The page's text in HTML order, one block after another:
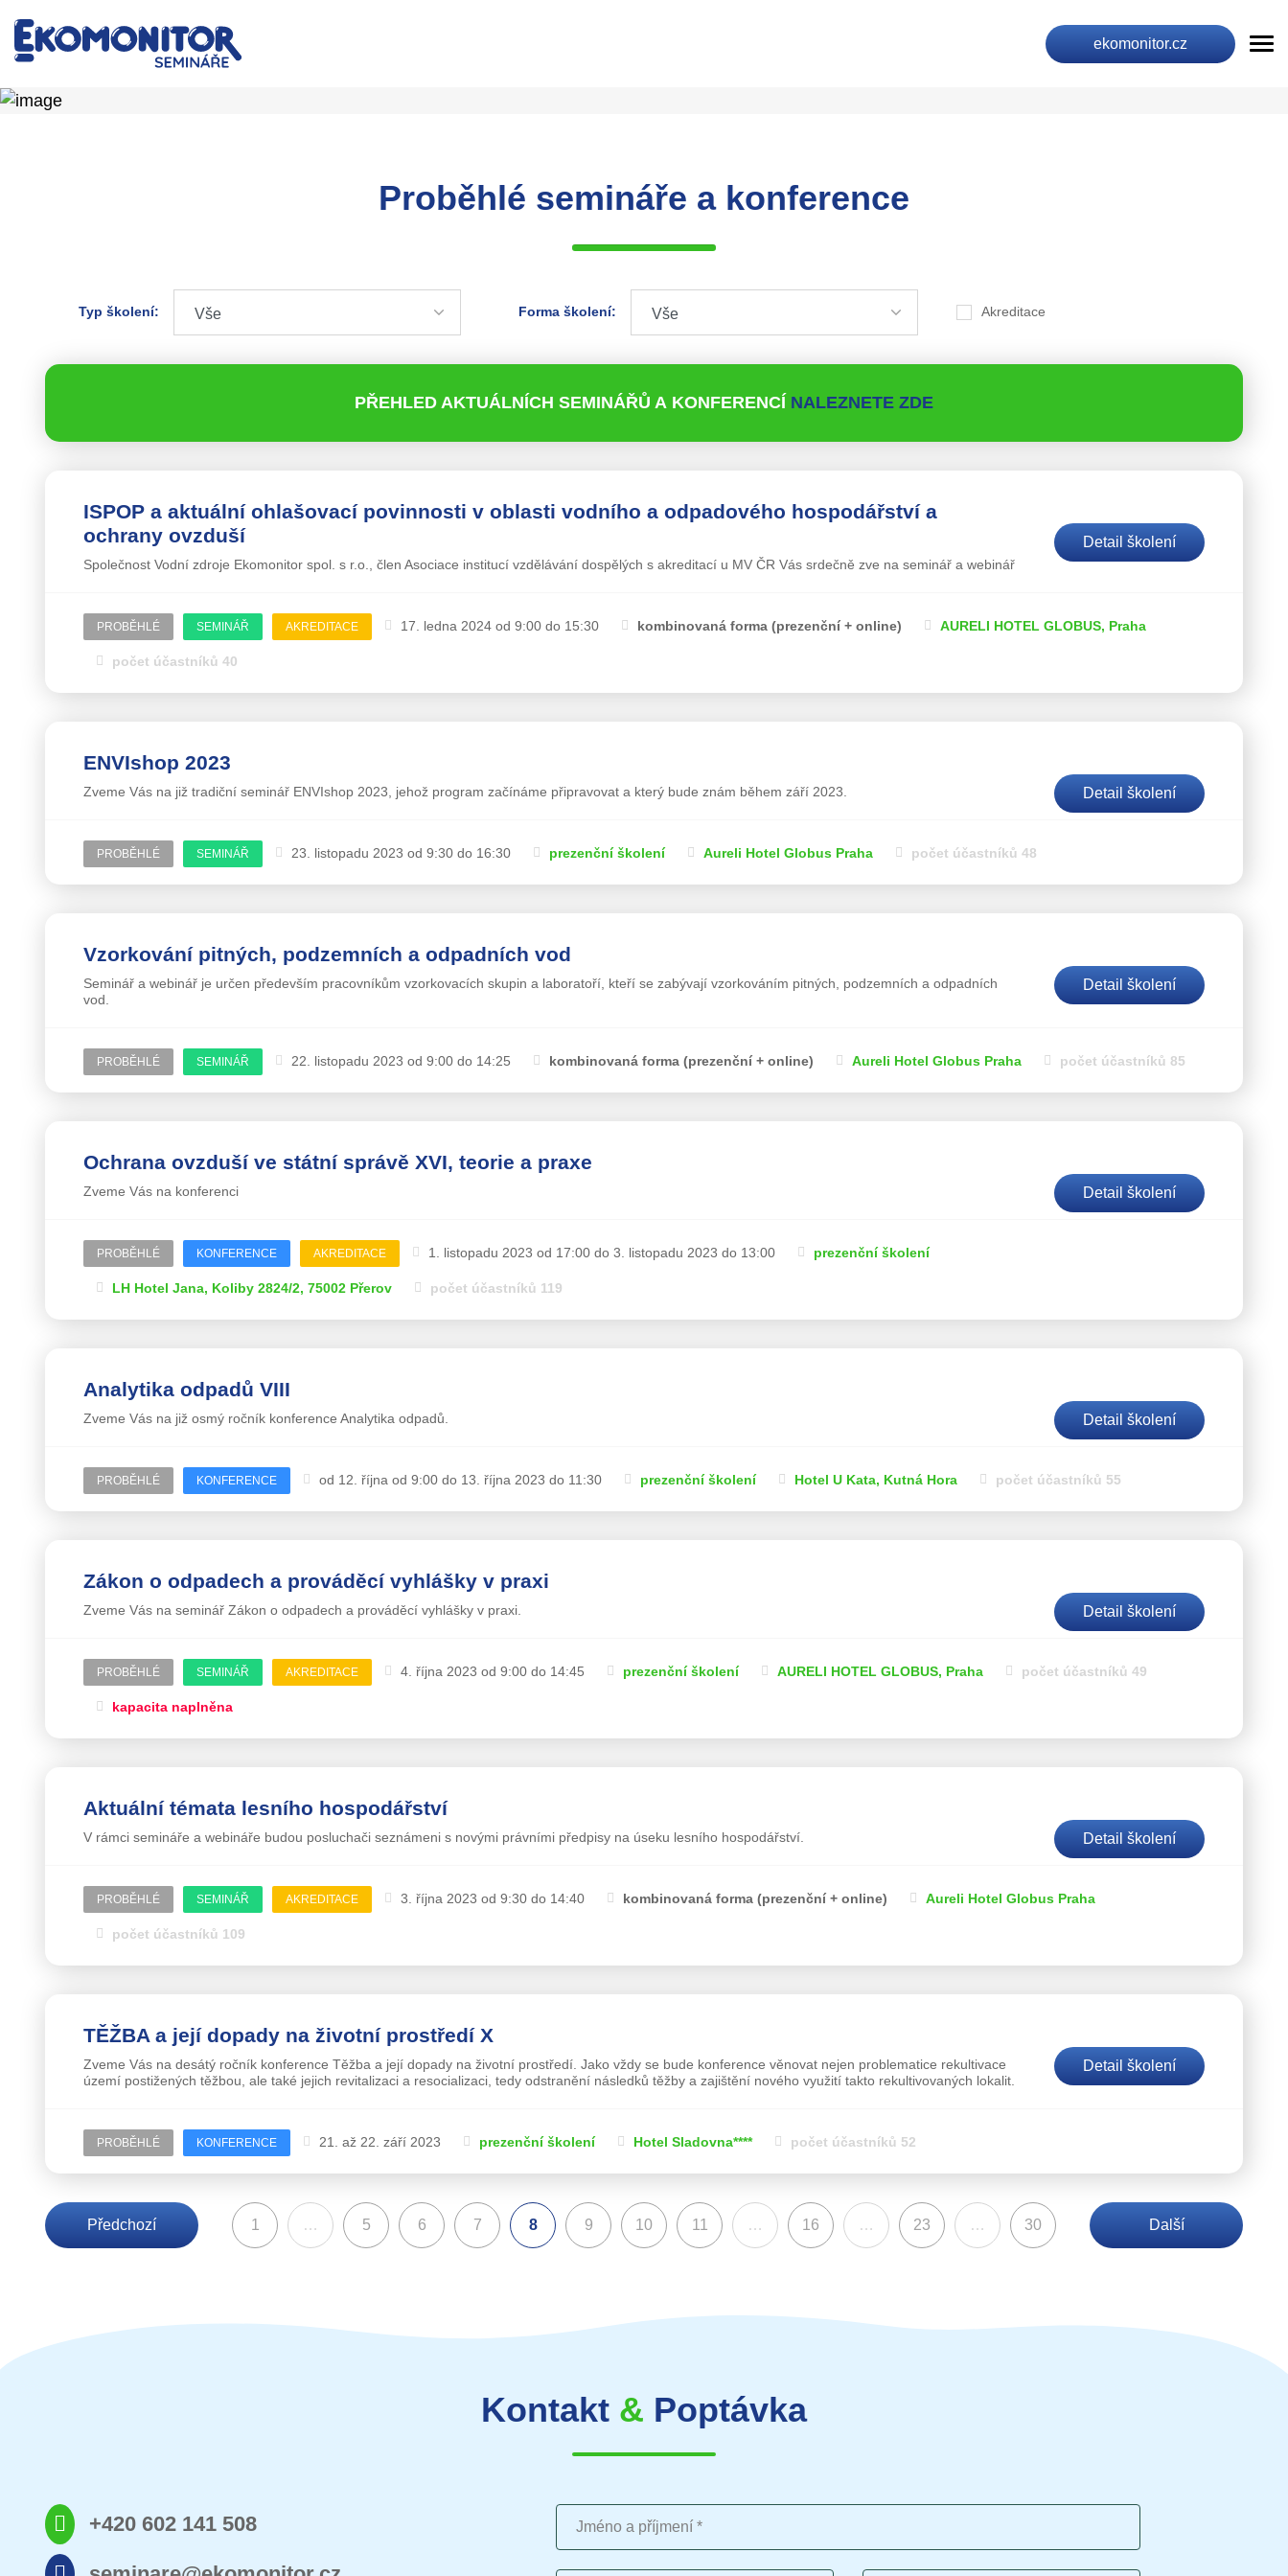
ekomonitor.cz
Proběhlé semináře a konference
Typ školení: Forma školení: Akreditace
PŘEHLED AKTUÁLNÍCH SEMINÁŘŮ A KONFERENCÍ NALEZNETE ZDE
ISPOP a aktuální ohlašovací povinnosti v oblasti vodního a odpadového hospodářství a
ochrany ovzduší
Společnost Vodní zdroje Ekomonitor spol. s r.o., člen Asociace institucí vzdělávání dospělých s akreditací u MV ČR Vás srdečně zve na seminář a webinář
Detail školení
PROBĚHLÉ SEMINÁŘ AKREDITACE 17. ledna 2024 od 9:00 do 15:30 kombinovaná forma (prezenční + online) AURELI HOTEL GLOBUS, Praha
počet účastníků 40
ENVIshop 2023
Zveme Vás na již tradiční seminář ENVIshop 2023, jehož program začínáme připravovat a který bude znám během září 2023. Detail školení
PROBĚHLÉ SEMINÁŘ 23. listopadu 2023 od 9:30 do 16:30 prezenční školení Aureli Hotel Globus Praha počet účastníků 48
Vzorkování pitných, podzemních a odpadních vod
Seminář a webinář je určen především pracovníkům vzorkovacích skupin a laboratoří, kteří se zabývají vzorkováním pitných, podzemních a odpadních
vod.
Detail školení
PROBĚHLÉ SEMINÁŘ 22. listopadu 2023 od 9:00 do 14:25 kombinovaná forma (prezenční + online) Aureli Hotel Globus Praha počet účastníků 85
Ochrana ovzduší ve státní správě XVI, teorie a praxe
Zveme Vás na konferenci Detail školení
PROBĚHLÉ KONFERENCE AKREDITACE 1. listopadu 2023 od 17:00 do 3. listopadu 2023 do 13:00 prezenční školení
LH Hotel Jana, Koliby 2824/2, 75002 Přerov počet účastníků 119
Analytika odpadů VIII
Zveme Vás na již osmý ročník konference Analytika odpadů. Detail školení
PROBĚHLÉ KONFERENCE od 12. října od 9:00 do 13. října 2023 do 11:30 prezenční školení Hotel U Kata, Kutná Hora počet účastníků 55
Zákon o odpadech a prováděcí vyhlášky v praxi
Zveme Vás na seminář Zákon o odpadech a prováděcí vyhlášky v praxi. Detail školení
PROBĚHLÉ SEMINÁŘ AKREDITACE 4. října 2023 od 9:00 do 14:45 prezenční školení AURELI HOTEL GLOBUS, Praha počet účastníků 49
kapacita naplněna
Aktuální témata lesního hospodářství
V rámci semináře a webináře budou posluchači seznámeni s novými právními předpisy na úseku lesního hospodářství. Detail školení
PROBĚHLÉ SEMINÁŘ AKREDITACE 3. října 2023 od 9:30 do 14:40 kombinovaná forma (prezenční + online) Aureli Hotel Globus Praha
počet účastníků 109
TĚŽBA a její dopady na životní prostředí X
Zveme Vás na desátý ročník konference Těžba a její dopady na životní prostředí. Jako vždy se bude konference věnovat nejen problematice rekultivace
území postižených těžbou, ale také jejich revitalizaci a resocializaci, tedy odstranění následků těžby a zajištění nového využití takto rekultivovaných lokalit.
Detail školení
PROBĚHLÉ KONFERENCE 21. až 22. září 2023 prezenční školení Hotel Sladovna**** počet účastníků 52
Předchozí 1 … 5 6 7 8(aktuální)
9 10 11 … 16 … 23 … 30 Další
Kontakt & Poptávka
+420 602 141 508 Jméno a příjmení